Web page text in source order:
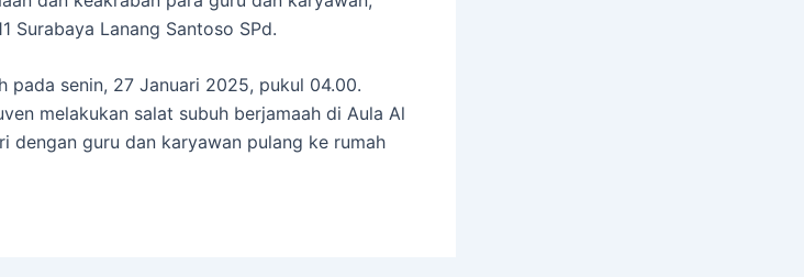
Surabaya Lanang Santoso SPd.
pada senin, 27 Januari 2025, pukul 04.00.
melakukan salat subuh berjamaah di Aula Al
dengan guru dan karyawan pulang ke rumah